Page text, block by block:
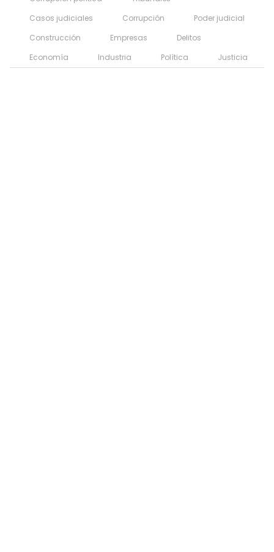
Casos judiciales
Corrupción
Poder judicial
Construcción
Empresas
Delitos
Economía
Industria Política Justicia